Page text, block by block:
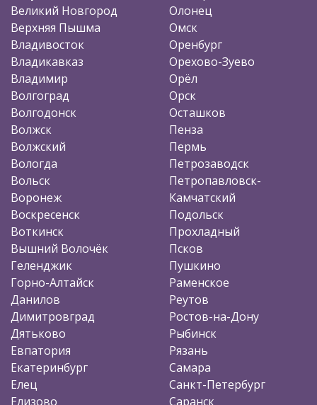
Великий Новгород
Верхняя Пышма
Владивосток
Владикавказ
Владимир
Волгоград
Волгодонск
Волжск
Волжский
Вологда
Вольск
Воронеж
Воскресенск
Воткинск
Вышний Волочёк
Геленджик
Горно-Алтайск
Данилов
Димитровград
Дятьково
Евпатория
Екатеринбург
Елец
Елизово
Олонец
Омск
Оренбург
Орехово-Зуево
Орёл
Орск
Осташков
Пенза
Пермь
Петрозаводск
Петропавловск-
Камчатский
Подольск
Прохладный
Псков
Пушкино
Раменское
Реутов
Ростов-на-Дону
Рыбинск
Рязань
Самара
Санкт-Петербург
Саранск